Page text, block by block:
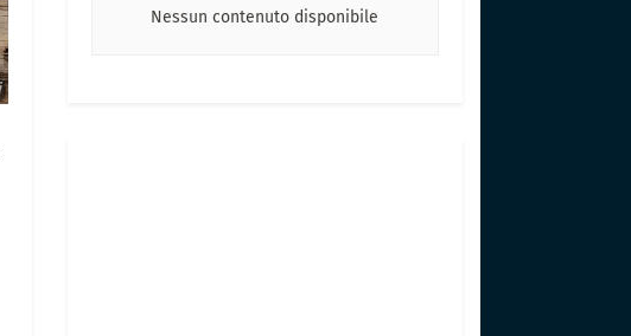
Nessun contenuto disponibile